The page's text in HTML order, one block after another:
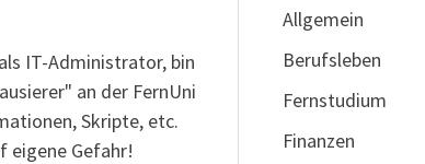
IT-Administrator, bin
an der FernUni
Skripte, etc.
eigene Gefahr!
Allgemein
Berufsleben
Fernstudium
Finanzen